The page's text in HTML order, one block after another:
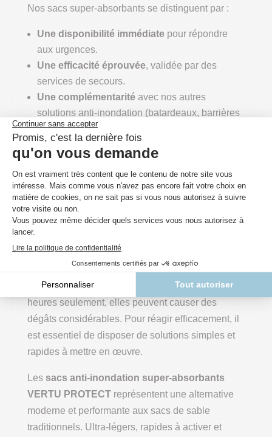
Nos sacs super-absorbants se distinguent par :
Une disponibilité immédiatepour répondre
aux urgences.
Une efficacité éprouvée, validée par des
services de secours.
Une complémentaritéavec nos autres
solutions anti-inondation (batardeaux, barrières
amovibles, kits de protection).
Avec VERTU PROTECT, vous bénéficiez d’une
expertise reconnue et d’un accompagnement dans
le choix des meilleures solutions pour protéger
vos biens.
La clé c’est la
préparation
Les inondations ne préviennent pas. En quelques
heures seulement, elles peuvent causer des
dégâts considérables. Pour réagir efficacement, il
est essentiel de disposer de solutions simples et
rapides à mettre en œuvre.
Les sacs anti-inondation super-absorbants
VERTU PROTECTreprésentent une alternative
moderne et performante aux sacs de sable
traditionnels. Ultra-légers, rapides à activer et